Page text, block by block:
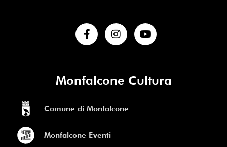
Monfalcone Cultura
Comune di Monfalcone
Monfalcone Eventi